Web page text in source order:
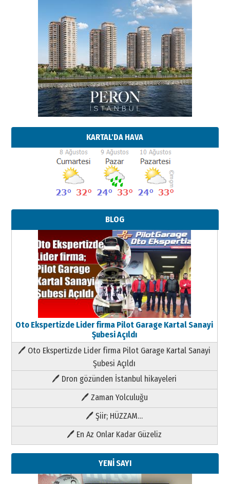
KARTAL'DA HAVA
BLOG
Oto Ekspertizde Lider firma Pilot Garage Kartal Sanayi
Şubesi Açıldı
🖊 Oto Ekspertizde Lider firma Pilot Garage Kartal Sanayi
Şubesi Açıldı
🖊 Dron gözünden İstanbul hikayeleri
🖊 Zaman Yolculuğu
🖊 Şiir; HÜZZAM…
🖊 En Az Onlar Kadar Güzeliz
YENİ SAYI